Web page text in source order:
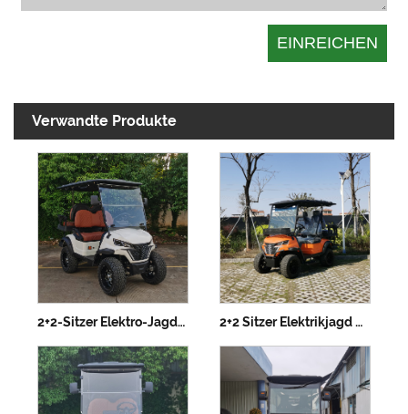
Verwandte Produkte
2+2-Sitzer Elektro-Jagdfahrzeug 2+2 Sitzer Elektrikjagd mit Lithiumbatterie